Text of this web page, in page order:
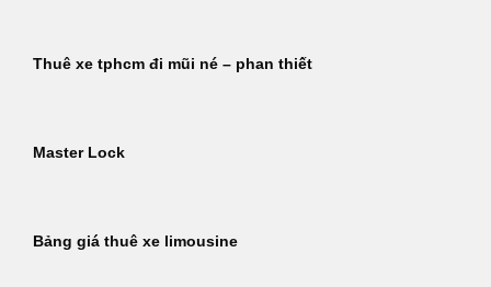
Thuê xe tphcm đi mũi né – phan thiết
Master Lock
Bảng giá thuê xe limousine